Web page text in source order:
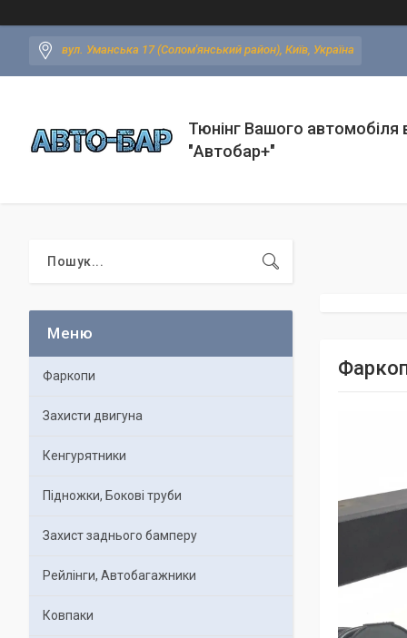
вул. Уманська 17 (Солом'янський район), Київ, Україна
Тюнінг Вашого автомобіля
"Автобар+"
Фаркопи
Захисти двигуна
Кенгурятники
Підножки, Бокові труби
Захист заднього бамперу
Рейлінги, Автобагажники
Ковпаки